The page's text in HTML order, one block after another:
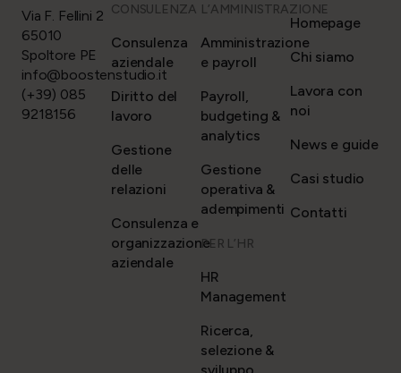
Via F. Fellini 2
65010
Spoltore PE
info@boostenstudio.it
(+39) 085
9218156
CONSULENZA
Consulenza
aziendale
Diritto del
lavoro
Gestione
delle
relazioni
Consulenza e
organizzazione
aziendale
L’AMMINISTRAZIONE
Amministrazione
e payroll
Payroll,
budgeting &
analytics
Gestione
operativa &
adempimenti
PER L’HR
HR
Management
Ricerca,
selezione &
Homepage
Chi siamo
Lavora con
noi
News e guide
Casi studio
Contatti